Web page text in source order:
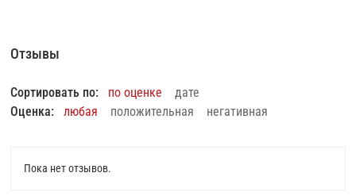
Отзывы
Сортировать по: по оценке
дате
Оценка:
любая положительная негативная
Пока нет отзывов.